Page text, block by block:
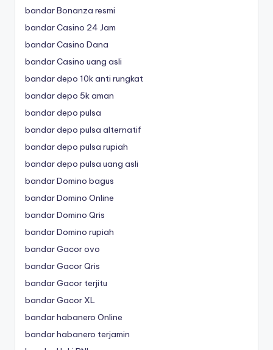
bandar Bonanza resmi
bandar Casino 24 Jam
bandar Casino Dana
bandar Casino uang asli
bandar depo 10k anti rungkat
bandar depo 5k aman
bandar depo pulsa
bandar depo pulsa alternatif
bandar depo pulsa rupiah
bandar depo pulsa uang asli
bandar Domino bagus
bandar Domino Online
bandar Domino Qris
bandar Domino rupiah
bandar Gacor ovo
bandar Gacor Qris
bandar Gacor terjitu
bandar Gacor XL
bandar habanero Online
bandar habanero terjamin